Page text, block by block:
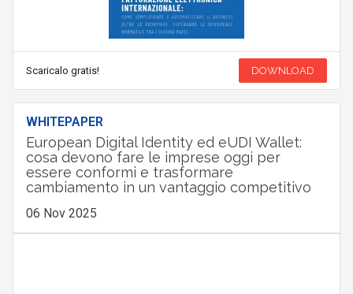
Scaricalo gratis! DOWNLOAD
WHITEPAPER
European Digital Identity ed eUDI Wallet:
cosa devono fare le imprese oggi per
essere conformi e trasformare
cambiamento in un vantaggio competitivo
06 Nov 2025